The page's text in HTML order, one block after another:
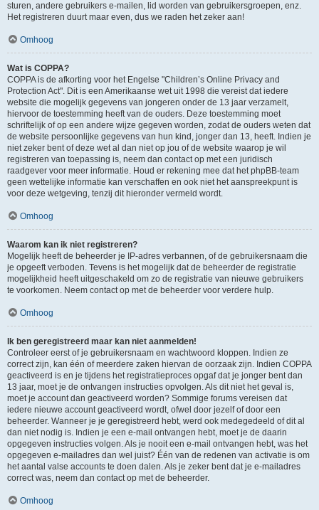
sturen, andere gebruikers e-mailen, lid worden van gebruikersgroepen, enz.
Het registreren duurt maar even, dus we raden het zeker aan!
Omhoog
Wat is COPPA?
COPPA is de afkorting voor het Engelse "Children’s Online Privacy and
Protection Act". Dit is een Amerikaanse wet uit 1998 die vereist dat iedere
website die mogelijk gegevens van jongeren onder de 13 jaar verzamelt,
hiervoor de toestemming heeft van de ouders. Deze toestemming moet
schriftelijk of op een andere wijze gegeven worden, zodat de ouders weten dat
de website persoonlijke gegevens van hun kind, jonger dan 13, heeft. Indien je
niet zeker bent of deze wet al dan niet op jou of de website waarop je wil
registreren van toepassing is, neem dan contact op met een juridisch
raadgever voor meer informatie. Houd er rekening mee dat het phpBB-team
geen wettelijke informatie kan verschaffen en ook niet het aanspreekpunt is
voor deze wetgeving, tenzij dit hieronder vermeld wordt.
Omhoog
Waarom kan ik niet registreren?
Mogelijk heeft de beheerder je IP-adres verbannen, of de gebruikersnaam die
je opgeeft verboden. Tevens is het mogelijk dat de beheerder de registratie
mogelijkheid heeft uitgeschakeld om zo de registratie van nieuwe gebruikers
te voorkomen. Neem contact op met de beheerder voor verdere hulp.
Omhoog
Ik ben geregistreerd maar kan niet aanmelden!
Controleer eerst of je gebruikersnaam en wachtwoord kloppen. Indien ze
correct zijn, kan één of meerdere zaken hiervan de oorzaak zijn. Indien COPPA
geactiveerd is en je tijdens het registratieproces opgaf dat je jonger bent dan
13 jaar, moet je de ontvangen instructies opvolgen. Als dit niet het geval is,
moet je account dan geactiveerd worden? Sommige forums vereisen dat
iedere nieuwe account geactiveerd wordt, ofwel door jezelf of door een
beheerder. Wanneer je je geregistreerd hebt, werd ook medegedeeld of dit al
dan niet nodig is. Indien je een e-mail ontvangen hebt, moet je de daarin
opgegeven instructies volgen. Als je nooit een e-mail ontvangen hebt, was het
opgegeven e-mailadres dan wel juist? Één van de redenen van activatie is om
het aantal valse accounts te doen dalen. Als je zeker bent dat je e-mailadres
correct was, neem dan contact op met de beheerder.
Omhoog